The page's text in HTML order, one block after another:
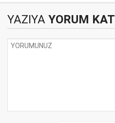
YAZIYA YORUM KAT